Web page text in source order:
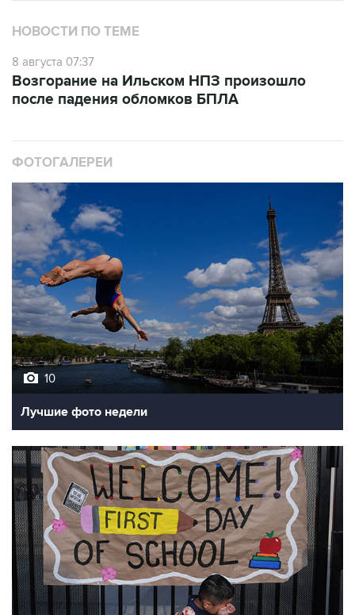
НОВОСТИ ПО ТЕМЕ
8 августа 07:37
Возгорание на Ильском НПЗ произошло
после падения обломков БПЛА
ФОТОГАЛЕРЕИ
10
Лучшие фото недели